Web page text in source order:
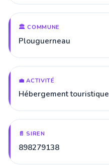
🏛️ COMMUNE
Plouguerneau
💼 ACTIVITÉ
Hébergement touristique
📄 SIREN
898279138